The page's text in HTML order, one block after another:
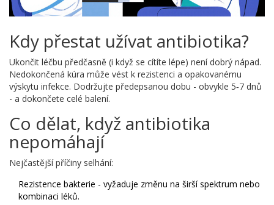
Kdy přestat užívat antibiotika?
Ukončit léčbu předčasně (i když se cítíte lépe) není dobrý nápad.
Nedokončená kúra může vést k rezistenci a opakovanému
výskytu infekce. Dodržujte předepsanou dobu - obvykle 5‑7 dnů
- a dokončete celé balení.
Co dělat, když antibiotika
nepomáhají
Nejčastější příčiny selhání:
Rezistence bakterie - vyžaduje změnu na širší spektrum nebo
kombinaci léků.